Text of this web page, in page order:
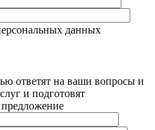
данных
ответят на ваши вопросы и
и подготовят